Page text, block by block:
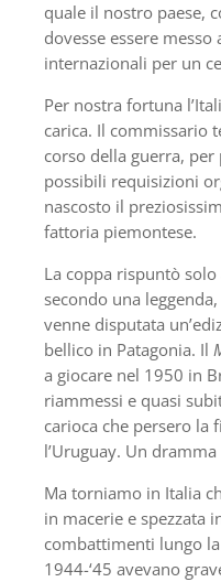
quale il nostro paese,
dovesse essere
internazionali per un
Per nostra fortuna
carica. Il commissario
corso della guerra, per
possibili requisizioni
nascosto il
fattoria piemontese.
La coppa rispuntò
secondo una
venne disputata
bellico in Patagonia. Il
a giocare nel 1950 in
riammessi e quasi
carioca che persero la
l’Uruguay. Un
Ma torniamo in Italia
in macerie e spezzata
combattimenti lungo
1944-‘45 avevano